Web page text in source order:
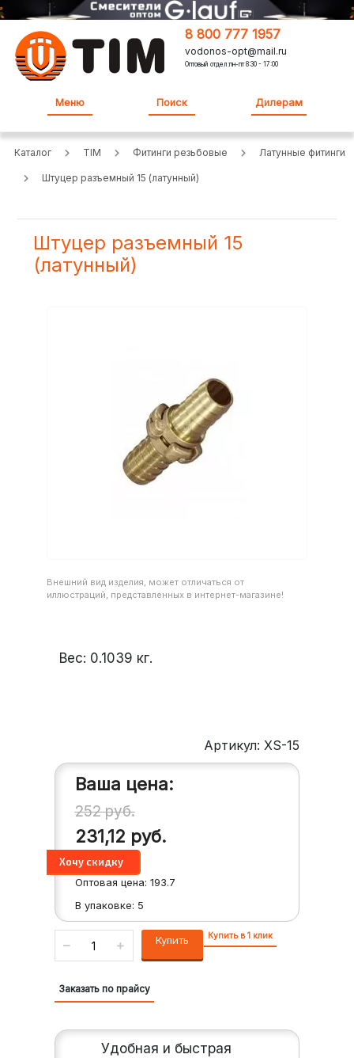
8 800 777 1957
vodonos-opt@mail.ru
Оптовый отдел:пн-пт 8:30 - 17:00
Меню Поиск Дилерам
Каталог TIM Фитинги резьбовые Латунные фитинги
Штуцер разъемный 15 (латунный)
Штуцер разъемный 15
(латунный)
Внешний вид изделия, может отличаться от
иллюстраций, представленных в интернет-магазине!
Вес: 0.1039 кг.
Артикул: XS-15
Ваша цена:
252руб.
231,12 руб.
Оптовая цена: 193.7
В упаковке: 5
Купить Купить в 1 клик
Заказать по прайсу
Удобная и быстрая